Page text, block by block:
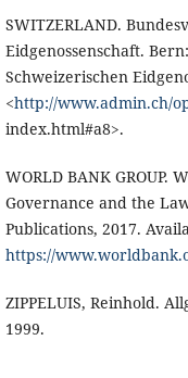
SWITZERLAND.
Eidgenossenschaft.
Schweizerischen
<http://www.admin.ch/
index.html#a8>.
WORLD BANK GROUP.
Governance and the
Publications, 2017.
https://
ZIPPELUIS, Reinhold.
1999.